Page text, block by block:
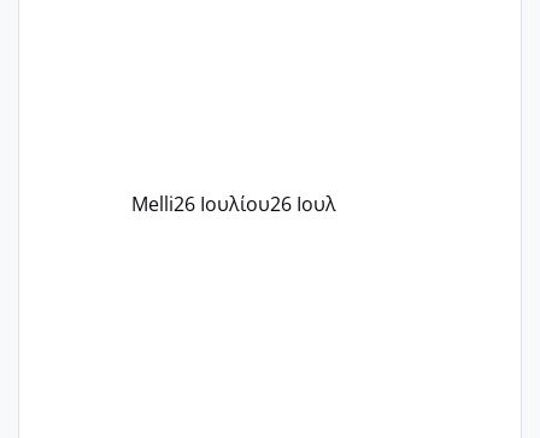
Εγώ πήγα σε έναν ιδιωτικό παιδικό στ
Melli26 Ιουλίου26 Ιουλ